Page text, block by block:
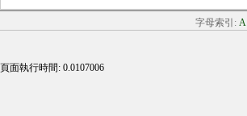
字母索引: A
頁面執行時間: 0.0107006